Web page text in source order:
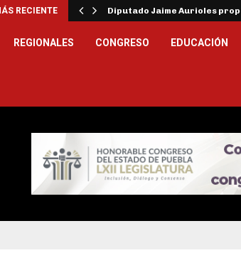
RECIENTE Diputado Jaime Aurioles
REGIONALES CONGRESO EDUCACIÓN